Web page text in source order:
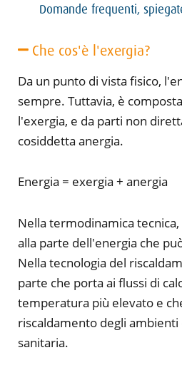
Domande frequenti,
Che cos'è l'exergia?
Da un punto di vista fisico,
sempre. Tuttavia, è
l'exergia, e da parti non
cosiddetta anergia.
Energia = exergia + anergia
Nella termodinamica
alla parte dell'energia che
Nella tecnologia del
parte che porta ai flussi di
temperatura più elevato e
riscaldamento degli ambienti
sanitaria.